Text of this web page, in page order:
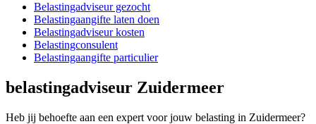
Belastingadviseur gezocht
Belastingaangifte laten doen
Belastingadviseur kosten
Belastingconsulent
Belastingaangifte particulier
belastingadviseur Zuidermeer
Heb jij behoefte aan een expert voor jouw belasting in Zuidermeer?